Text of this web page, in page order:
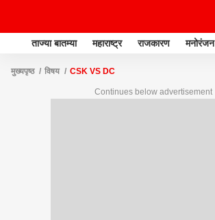
ताज्या बातम्या महाराष्ट्र राजकारण मनोरंजन
मुख्यपृष्ठ विषय CSK VS DC
Continues below advertisement